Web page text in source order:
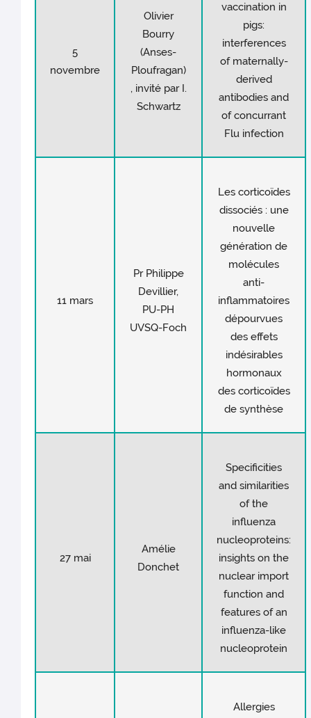
5
novembre
Olivier
Bourry
(Anses-
Ploufragan)
, invité par I.
Schwartz
vaccination in
pigs:
interferences
of maternally-
derived
antibodies and
of concurrant
Flu infection
11 mars
Pr Philippe
Devillier,
PU-PH
UVSQ-Foch
Les corticoïdes
dissociés : une
nouvelle
génération de
molécules
anti-
inflammatoires
dépourvues
des effets
indésirables
hormonaux
des corticoïdes
de synthèse
27 mai
Amélie
Donchet
Specificities
and similarities
of the
influenza
nucleoproteins:
insights on the
nuclear import
function and
features of an
influenza-like
nucleoprotein
Allergies